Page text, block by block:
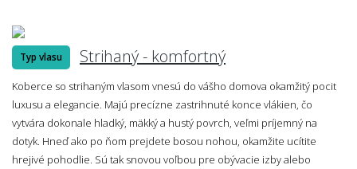
Typ vlasu Strihaný - komfortný
Koberce so strihaným vlasom vnesú do vášho domova okamžitý pocit
luxusu a elegancie. Majú precízne zastrihnuté konce vlákien, čo
vytvára dokonale hladký, mäkký a hustý povrch, veľmi príjemný na
dotyk. Hneď ako po ňom prejdete bosou nohou, okamžite ucítite
hrejivé pohodlie. Sú tak snovou voľbou pre obývacie izby alebo